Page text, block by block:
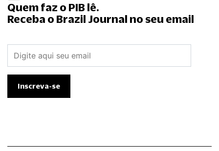
Quem faz o PIB lê.
Receba o Brazil Journal no seu email